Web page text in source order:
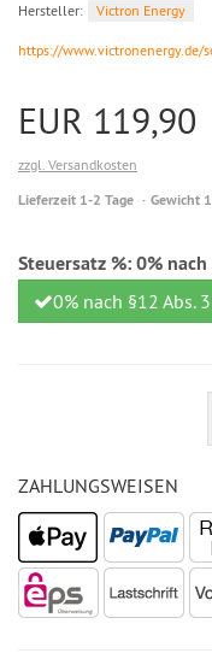
Hersteller: Victron Energy
https://www.victronenergy.de/
EUR 119,90
zzgl. Versandkosten
Lieferzeit 1-2 Tage Gewicht
Steuersatz %:0% nach
0% nach §12 Abs.
ZAHLUNGSWEISEN